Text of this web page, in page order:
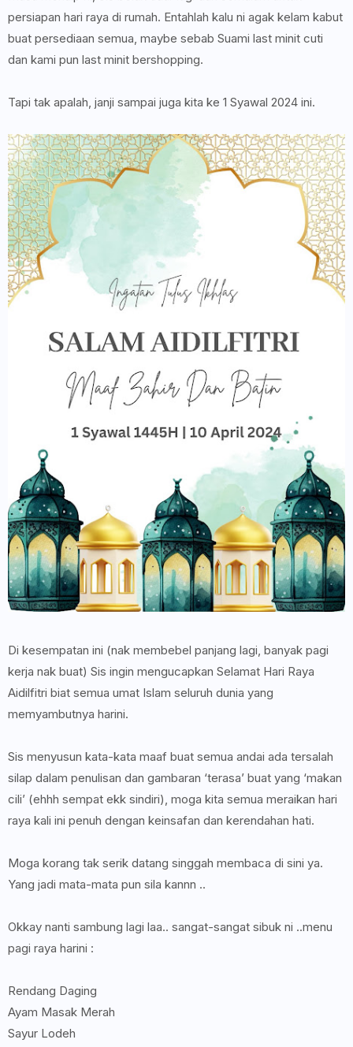
persiapan hari raya di rumah. Entahlah kalu ni agak kelam kabut
buat persediaan semua, maybe sebab Suami last minit cuti
dan kami pun last minit bershopping.
Tapi tak apalah, janji sampai juga kita ke 1 Syawal 2024 ini.
Di kesempatan ini (nak membebel panjang lagi, banyak pagi
kerja nak buat) Sis ingin mengucapkan Selamat Hari Raya
Aidilfitri biat semua umat Islam seluruh dunia yang
memyambutnya harini.
Sis menyusun kata-kata maaf buat semua andai ada tersalah
silap dalam penulisan dan gambaran ‘terasa’ buat yang ‘makan
cili’ (ehhh sempat ekk sindiri), moga kita semua meraikan hari
raya kali ini penuh dengan keinsafan dan kerendahan hati.
Moga korang tak serik datang singgah membaca di sini ya.
Yang jadi mata-mata pun sila kannn ..
Okkay nanti sambung lagi laa.. sangat-sangat sibuk ni ..menu
pagi raya harini :
Rendang Daging
Ayam Masak Merah
Sayur Lodeh